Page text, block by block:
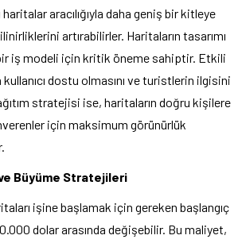
aracılığıyla daha geniş bir kitleye
artırabilirler. Haritaların tasarımı
bir iş modeli için kritik öneme sahiptir. Etkili
dostu olmasını ve turistlerin ilgisini
stratejisi ise, haritaların doğru kişilere
için maksimum görünürlük
Büyüme Stratejileri
işine başlamak için gereken başlangıç
dolar arasında değişebilir. Bu maliyet,